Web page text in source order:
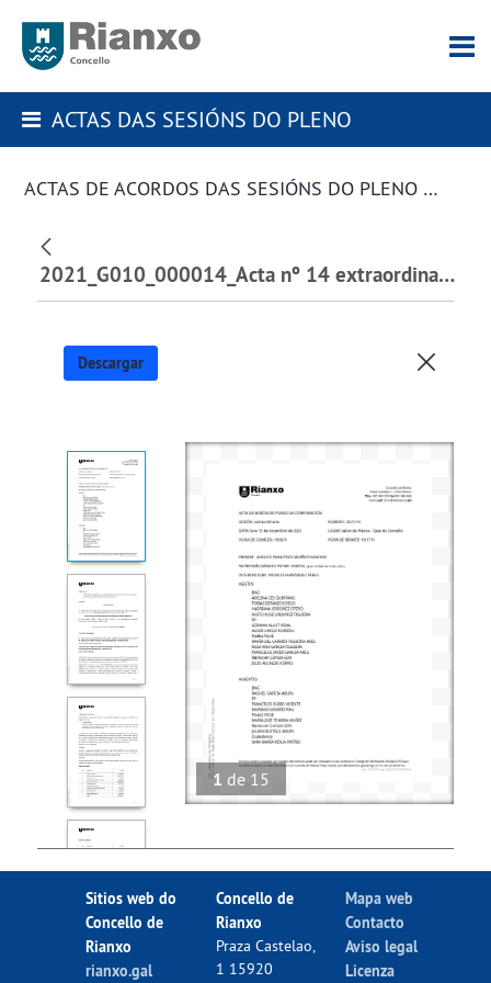
ACTAS DAS SESIÓNS DO PLENO
ACTAS DE ACORDOS DAS SESIÓNS DO PLENO DA CORPORACIÓN
2021_G010_000014_Acta nº 14 extraordinaria de 15 de novembro de 2021_352075.pdf
Descargar
1 de 15
Sitios web do
Concello de
Rianxo
rianxo.gal
Concello de
Rianxo
Praza Castelao,
1 15920
Mapa web
Contacto
Aviso legal
Licenza